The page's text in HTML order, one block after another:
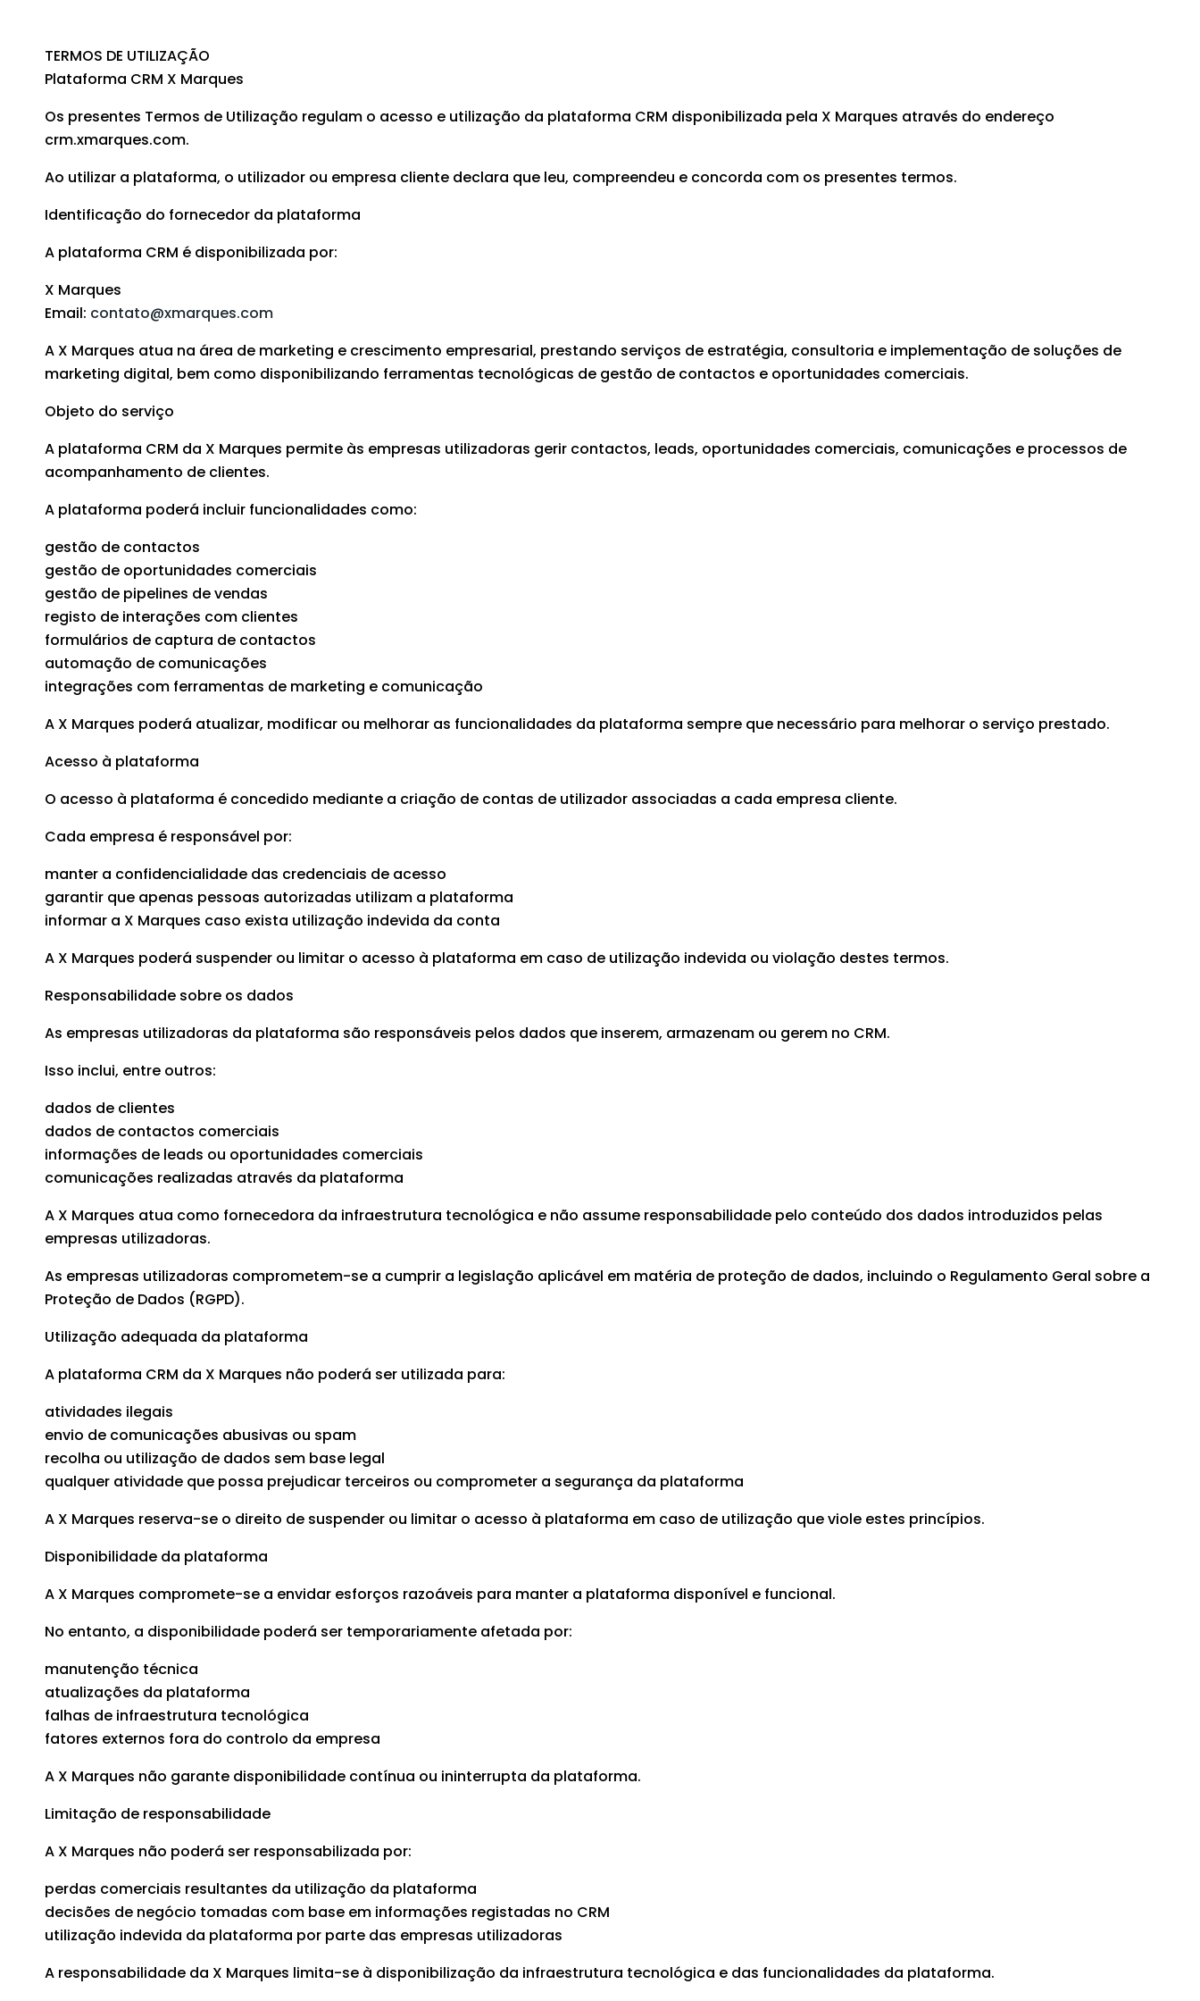
TERMOS DE UTILIZAÇÃO
Plataforma CRM X Marques
Os presentes Termos de Utilização regulam o acesso e utilização da plataforma CRM disponibilizada pela X Marques através do endereço
crm.xmarques.com.
Ao utilizar a plataforma, o utilizador ou empresa cliente declara que leu, compreendeu e concorda com os presentes termos.
Identificação do fornecedor da plataforma
A plataforma CRM é disponibilizada por:
X Marques
Email: contato@xmarques.com
A X Marques atua na área de marketing e crescimento empresarial, prestando serviços de estratégia, consultoria e implementação de soluções de
marketing digital, bem como disponibilizando ferramentas tecnológicas de gestão de contactos e oportunidades comerciais.
Objeto do serviço
A plataforma CRM da X Marques permite às empresas utilizadoras gerir contactos, leads, oportunidades comerciais, comunicações e processos de
acompanhamento de clientes.
A plataforma poderá incluir funcionalidades como:
gestão de contactos
gestão de oportunidades comerciais
gestão de pipelines de vendas
registo de interações com clientes
formulários de captura de contactos
automação de comunicações
integrações com ferramentas de marketing e comunicação
A X Marques poderá atualizar, modificar ou melhorar as funcionalidades da plataforma sempre que necessário para melhorar o serviço prestado.
Acesso à plataforma
O acesso à plataforma é concedido mediante a criação de contas de utilizador associadas a cada empresa cliente.
Cada empresa é responsável por:
manter a confidencialidade das credenciais de acesso
garantir que apenas pessoas autorizadas utilizam a plataforma
informar a X Marques caso exista utilização indevida da conta
A X Marques poderá suspender ou limitar o acesso à plataforma em caso de utilização indevida ou violação destes termos.
Responsabilidade sobre os dados
As empresas utilizadoras da plataforma são responsáveis pelos dados que inserem, armazenam ou gerem no CRM.
Isso inclui, entre outros:
dados de clientes
dados de contactos comerciais
informações de leads ou oportunidades comerciais
comunicações realizadas através da plataforma
A X Marques atua como fornecedora da infraestrutura tecnológica e não assume responsabilidade pelo conteúdo dos dados introduzidos pelas
empresas utilizadoras.
As empresas utilizadoras comprometem-se a cumprir a legislação aplicável em matéria de proteção de dados, incluindo o Regulamento Geral sobre a
Proteção de Dados (RGPD).
Utilização adequada da plataforma
A plataforma CRM da X Marques não poderá ser utilizada para:
atividades ilegais
envio de comunicações abusivas ou spam
recolha ou utilização de dados sem base legal
qualquer atividade que possa prejudicar terceiros ou comprometer a segurança da plataforma
A X Marques reserva-se o direito de suspender ou limitar o acesso à plataforma em caso de utilização que viole estes princípios.
Disponibilidade da plataforma
A X Marques compromete-se a envidar esforços razoáveis para manter a plataforma disponível e funcional.
No entanto, a disponibilidade poderá ser temporariamente afetada por:
manutenção técnica
atualizações da plataforma
falhas de infraestrutura tecnológica
fatores externos fora do controlo da empresa
A X Marques não garante disponibilidade contínua ou ininterrupta da plataforma.
Limitação de responsabilidade
A X Marques não poderá ser responsabilizada por:
perdas comerciais resultantes da utilização da plataforma
decisões de negócio tomadas com base em informações registadas no CRM
utilização indevida da plataforma por parte das empresas utilizadoras
A responsabilidade da X Marques limita-se à disponibilização da infraestrutura tecnológica e das funcionalidades da plataforma.